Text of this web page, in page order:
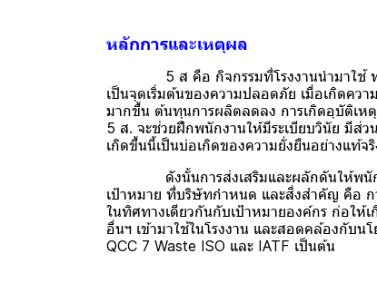
หลักการและเหตุผล
5 ส คือ กิจกรรมที่โรงงานนำมาใช้ ทำแล้
เป็นจุดเริ่มต้นของความปลอดภัย เมื่อเกิดคว
มากขึ้น ต้นทุนการผลิตลดลง การเกิดอุบัติเห
5 ส. จะช่วยฝึกพนักงานให้มีระเบียบวินัย มีส่
เกิดขึ้นนี้เป็นบ่อเกิดของความยั่งยืนอย่างแท้จ
ดังนั้นการส่งเสริมและผลักดันให้พนักงาน
เป้าหมาย ที่บริษัทกำหนด และสิ่งสำคัญ คือ ก
ในทิศทางเดียวกันกับเป้าหมายองค์กร ก่อให้
อื่นฯ เข้ามาใช้ในโรงงาน และสอดคล้องกับ
QCC 7 Waste ISO และ IATF เป็นต้น